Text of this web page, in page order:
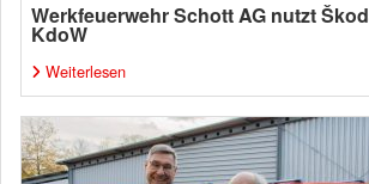
Werkfeuerwehr Schott AG nutzt
KdoW
Weiterlesen